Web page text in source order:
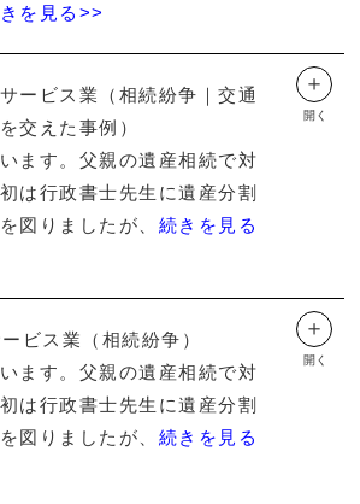
を見る>>
ービス業（相続紛争｜交通
交えた事例）
ます。父親の遺産相続で対
は行政書士先生に遺産分割
図りましたが、 続きを見る
＋
開く
ビス業（相続紛争）
ます。父親の遺産相続で対
は行政書士先生に遺産分割
図りましたが、 続きを見る
＋
開く